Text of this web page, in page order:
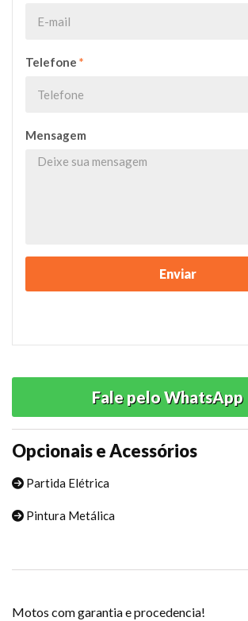
Telefone *
Mensagem
Fale pelo WhatsApp
Opcionais e Acessórios
Partida Elétrica
Pintura Metálica
Motos com garantia e procedencia!